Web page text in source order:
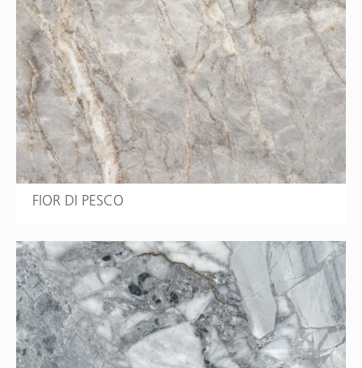
FIOR DI PESCO